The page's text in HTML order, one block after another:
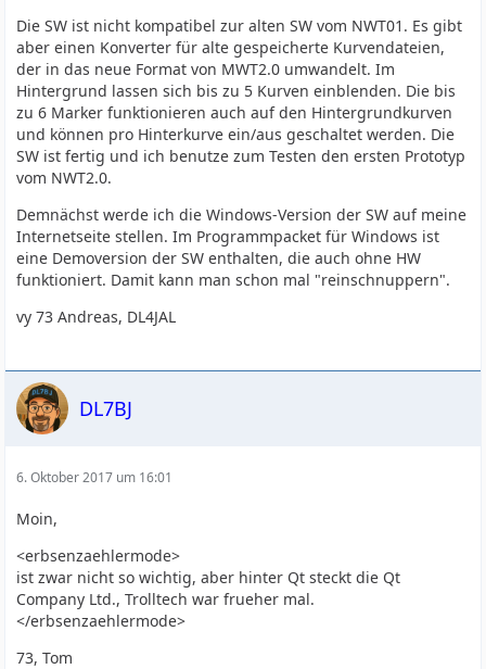
Die SW ist nicht kompatibel zur alten SW vom NWT01. Es gibt
aber einen Konverter für alte gespeicherte Kurvendateien,
der in das neue Format von MWT2.0 umwandelt. Im
Hintergrund lassen sich bis zu 5 Kurven einblenden. Die bis
zu 6 Marker funktionieren auch auf den Hintergrundkurven
und können pro Hinterkurve ein/aus geschaltet werden. Die
SW ist fertig und ich benutze zum Testen den ersten Prototyp
vom NWT2.0.
Demnächst werde ich die Windows-Version der SW auf meine
Internetseite stellen. Im Programmpacket für Windows ist
eine Demoversion der SW enthalten, die auch ohne HW
funktioniert. Damit kann man schon mal "reinschnuppern".
vy 73 Andreas, DL4JAL
DL7BJ
6. Oktober 2017 um 16:01
Moin,
<erbsenzaehlermode>
ist zwar nicht so wichtig, aber hinter Qt steckt die Qt
Company Ltd., Trolltech war frueher mal.
</erbsenzaehlermode>
73, Tom